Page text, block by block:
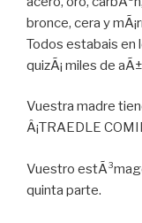
bronce, cera y
Todos estabais en
quizÃ¡ miles de
Vuestra madre
Â¡TRAEDLE
Vuestro
quinta parte.